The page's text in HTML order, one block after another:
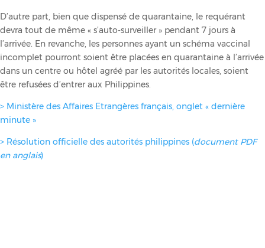
D’autre part, bien que dispensé de quarantaine, le requérant
devra tout de même « s’auto-surveiller » pendant 7 jours à
l’arrivée. En revanche, les personnes ayant un schéma vaccinal
incomplet pourront soient être placées en quarantaine à l’arrivée
dans un centre ou hôtel agréé par les autorités locales, soient
être refusées d’entrer aux Philippines.
> Ministère des Affaires Etrangères français, onglet « dernière
minute »
> Résolution officielle des autorités philippines (document PDF
en anglais)